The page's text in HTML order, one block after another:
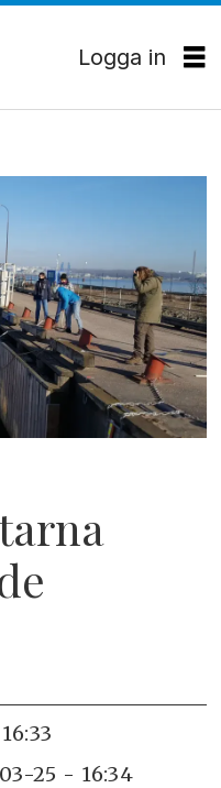
Logga in
03-25 - 16:34